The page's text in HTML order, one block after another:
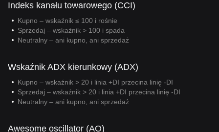
Indeks kanału towarowego (CCI)
Kupno – wskaźnik ≤ 100 i rośnie
Sprzedaj – wskaźnik > 100 i spada
Neutralny – ani kupno, ani sprzedaż
Wskaźnik ADX kierunkowy (ADX)
Kupno – wskaźnik > 20 i linia +DI przecina linię -DI
Sprzedaj – wskaźnik > 20 i linia +DI przecina linię -DI
Neutralny – ani kupno, ani sprzedaż
Awesome oscillator (AO)